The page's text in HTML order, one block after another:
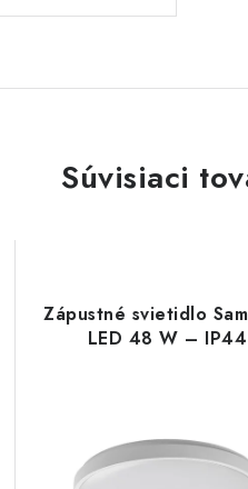
Súvisiaci
Zápustné svietidlo
LED 48 W – IP44